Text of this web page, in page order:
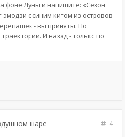
фоне Луны и напишите: «Сезон
эмодзи с синим китом из островов
- вы приняты. Но
И назад - только по
шаре
4